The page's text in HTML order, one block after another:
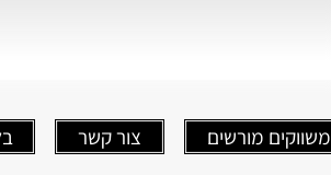
משווקים מורשים צור קשר